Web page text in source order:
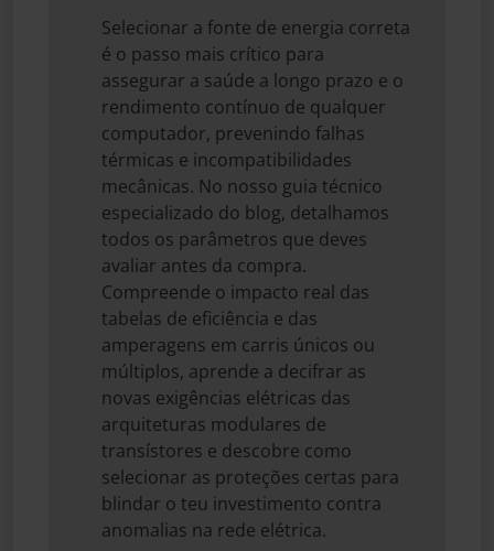
Selecionar a fonte de energia correta
é o passo mais crítico para
assegurar a saúde a longo prazo e o
rendimento contínuo de qualquer
computador, prevenindo falhas
térmicas e incompatibilidades
mecânicas. No nosso guia técnico
especializado do blog, detalhamos
todos os parâmetros que deves
avaliar antes da compra.
Compreende o impacto real das
tabelas de eficiência e das
amperagens em carris únicos ou
múltiplos, aprende a decifrar as
novas exigências elétricas das
arquiteturas modulares de
transístores e descobre como
selecionar as proteções certas para
blindar o teu investimento contra
anomalias na rede elétrica.